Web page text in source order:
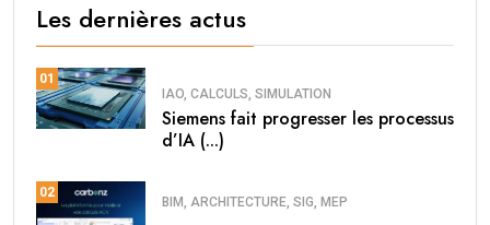
Les dernières actus
01
IAO, CALCULS, SIMULATION
Siemens fait progresser les processus
d’IA (...)
02
BIM, ARCHITECTURE, SIG, MEP